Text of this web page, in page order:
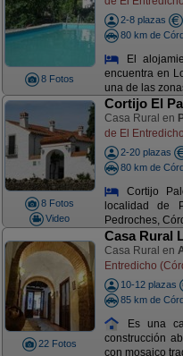
8 Fotos
2-8 plazas
80 km de
El
encuentra en
una de las
8 Fotos
Video
Cortijo El
Casa Rural en
de El
2-20 plazas
80 km de
Cortijo
localidad de
Pedroches,
22 Fotos
Casa Rural
Casa Rural en
Entredicho
10-12 plazas
85 km de
Es una
construcción
con mosaico